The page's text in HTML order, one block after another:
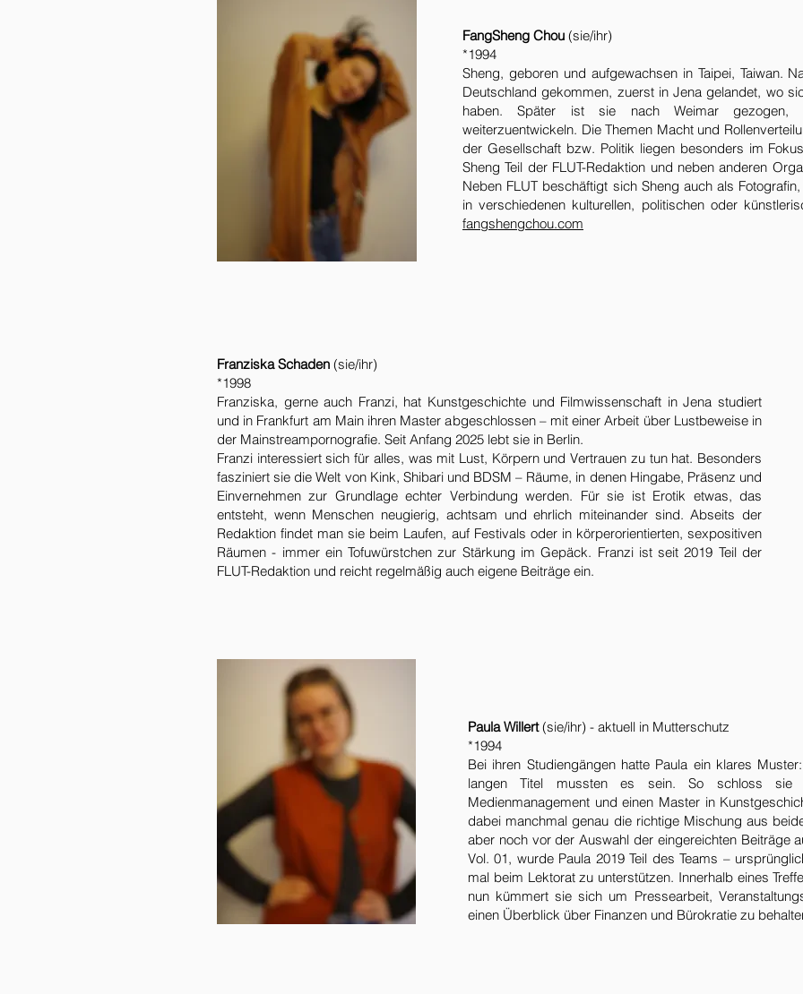
FangSheng Chou (sie/ihr)
*1994
Sheng, geboren und aufgewachsen in Taipei, Taiwan.
Deutschland gekommen, zuerst in Jena gelandet, wo
haben. Später ist sie nach Weimar gezogen,
weiterzuentwickeln. Die Themen Macht und
der Gesellschaft bzw. Politik liegen besonders im
Sheng Teil der FLUT-Redaktion und neben anderen
Neben FLUT beschäftigt sich Sheng auch als
in verschiedenen kulturellen, politischen oder
fangshengchou.com
Franziska Schaden (sie/ihr)
*1998
Franziska, gerne auch Franzi, hat Kunstgeschichte und Filmwissenschaft in Jena studiert
und in Frankfurt am Main ihren Master abgeschlossen – mit einer Arbeit über Lustbeweise in
der Mainstreampornografie. Seit Anfang 2025 lebt sie in Berlin.
Franzi interessiert sich für alles, was mit Lust, Körpern und Vertrauen zu tun hat. Besonders
fasziniert sie die Welt von Kink, Shibari und BDSM – Räume, in denen Hingabe, Präsenz und
Einvernehmen zur Grundlage echter Verbindung werden. Für sie ist Erotik etwas, das
entsteht, wenn Menschen neugierig, achtsam und ehrlich miteinander sind. Abseits der
Redaktion findet man sie beim Laufen, auf Festivals oder in körperorientierten, sexpositiven
Räumen - immer ein Tofuwürstchen zur Stärkung im Gepäck. Franzi ist seit 2019 Teil der
FLUT-Redaktion und reicht regelmäßig auch eigene Beiträge ein.
Paula Willert(sie/ihr) - aktuell in Mutterschutz
*1994
Bei ihren Studiengängen hatte Paula ein klares
langen Titel mussten es sein. So schloss sie
Medienmanagement und einen Master in
dabei manchmal genau die richtige Mischung aus
aber noch vor der Auswahl der eingereichten Beiträge
Vol. 01, wurde Paula 2019 Teil des Teams –
mal beim Lektorat zu unterstützen. Innerhalb eines
nun kümmert sie sich um Pressearbeit,
einen Überblick über Finanzen und Bürokratie zu